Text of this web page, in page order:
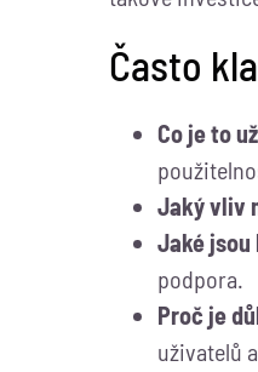
Často
Co je to
Jaký vliv
Jaké jsou
podpora.
Proč je
uživatelů